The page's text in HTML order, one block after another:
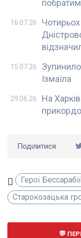
Чотирьох
16.07.26
Ізмаїла
15.07.26
На
29.06.26
Поділитися
Герої Бессарабії
Старокозацька